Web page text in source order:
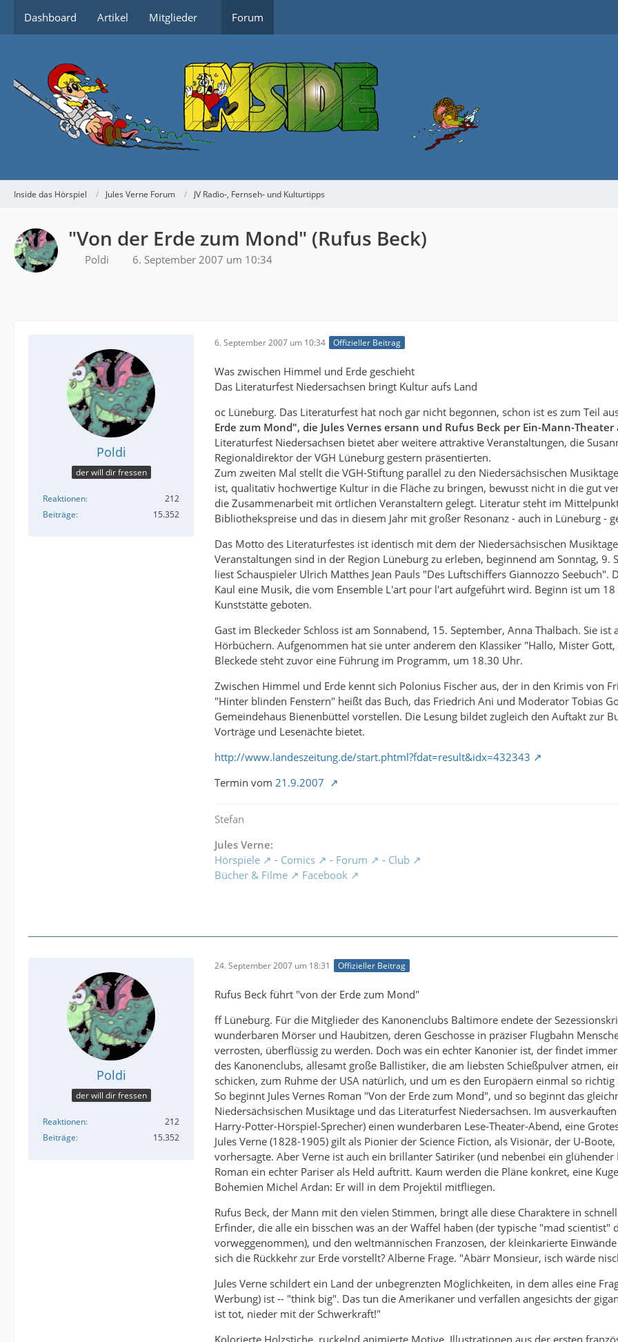
Dashboard Artikel Mitglieder Forum
Inside das Hörspiel Jules Verne Forum JV Radio-, Fernseh- und Kulturtipps
"Von der Erde zum Mond" (Rufus Beck)
Poldi 6. September 2007 um 10:34
Poldi
der will dir fressen
Reaktionen
212
Beiträge
15.352
6. September 2007 um 10:34 Offizieller Beitrag
Was zwischen Himmel und Erde geschieht
Das Literaturfest Niedersachsen bringt Kultur aufs Land
oc Lüneburg. Das Literaturfest hat noch gar nicht begonnen, schon ist es zum Teil
Erde zum Mond", die Jules Vernes ersann und Rufus Beck per Ein-Mann-
Literaturfest Niedersachsen bietet aber weitere attraktive Veranstaltungen, die
Regionaldirektor der VGH Lüneburg gestern präsentierten.
Zum zweiten Mal stellt die VGH-Stiftung parallel zu den Niedersächsischen
ist, qualitativ hochwertige Kultur in die Fläche zu bringen, bewusst nicht in die gut
die Zusammenarbeit mit örtlichen Veranstaltern gelegt. Literatur steht im
Bibliothekspreise und das in diesem Jahr mit großer Resonanz - auch in Lüneburg -
Das Motto des Literaturfestes ist identisch mit dem der Niedersächsischen
Veranstaltungen sind in der Region Lüneburg zu erleben, beginnend am Sonntag,
liest Schauspieler Ulrich Matthes Jean Pauls "Des Luftschiffers Giannozzo
Kaul eine Musik, die vom Ensemble L'art pour l'art aufgeführt wird. Beginn ist um
Kunststätte geboten.
Gast im Bleckeder Schloss ist am Sonnabend, 15. September, Anna Thalbach. Sie
Hörbüchern. Aufgenommen hat sie unter anderem den Klassiker "Hallo, Mister
Bleckede steht zuvor eine Führung im Programm, um 18.30 Uhr.
Zwischen Himmel und Erde kennt sich Polonius Fischer aus, der in den Krimis von
"Hinter blinden Fenstern" heißt das Buch, das Friedrich Ani und Moderator Tobias
Gemeindehaus Bienenbüttel vorstellen. Die Lesung bildet zugleich den Auftakt zur
Vorträge und Lesenächte bietet.
http://www.landeszeitung.de/start.phtml?fdat=result&idx=432343
Termin vom 21.9.2007
Stefan
Jules Verne:
Hörspiele
- Comics - Forum - Club
Bücher & Filme
Facebook
Poldi
der will dir fressen
Reaktionen
212
Beiträge
15.352
24. September 2007 um 18:31 Offizieller Beitrag
Rufus Beck führt "von der Erde zum Mond"
ff Lüneburg. Für die Mitglieder des Kanonenclubs Baltimore endete der
wunderbaren Mörser und Haubitzen, deren Geschosse in präziser Flugbahn
verrosten, überflüssig zu werden. Doch was ein echter Kanonier ist, der findet
des Kanonenclubs, allesamt große Ballistiker, die am liebsten Schießpulver atmen,
schicken, zum Ruhme der USA natürlich, und um es den Europäern einmal so richtig
So beginnt Jules Vernes Roman "Von der Erde zum Mond", und so beginnt das
Niedersächsischen Musiktage und das Literaturfest Niedersachsen. Im
Harry-Potter-Hörspiel-Sprecher) einen wunderbaren Lese-Theater-Abend, eine
Jules Verne (1828-1905) gilt als Pionier der Science Fiction, als Visionär, der U-
vorhersagte. Aber Verne ist auch ein brillanter Satiriker (und nebenbei ein
Roman ein echter Pariser als Held auftritt. Kaum werden die Pläne konkret, eine
Bohemien Michel Ardan: Er will in dem Projektil mitfliegen.
Rufus Beck, der Mann mit den vielen Stimmen, bringt alle diese Charaktere in
Erfinder, die alle ein bisschen was an der Waffel haben (der typische "mad
vorweggenommen), und den weltmännischen Franzosen, der kleinkarierte
sich die Rückkehr zur Erde vorstellt? Alberne Frage. "Abärr Monsieur, isch wärde
Jules Verne schildert ein Land der unbegrenzten Möglichkeiten, in dem alles eine
Werbung) ist -- "think big". Das tun die Amerikaner und verfallen angesichts der
ist tot, nieder mit der Schwerkraft!"
Kolorierte Holzstiche, ruckelnd animierte Motive, Illustrationen aus der ersten